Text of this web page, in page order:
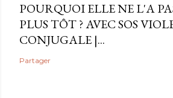
POURQUOI ELLE NE L'A
PLUS TÔT ? AVEC SOS
CONJUGALE |...
Partager